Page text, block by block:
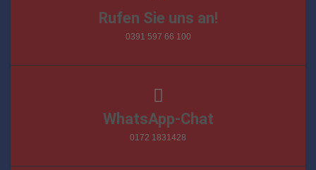
Rufen Sie uns an!
0391 597 66 100
WhatsApp-Chat
0172 1831428